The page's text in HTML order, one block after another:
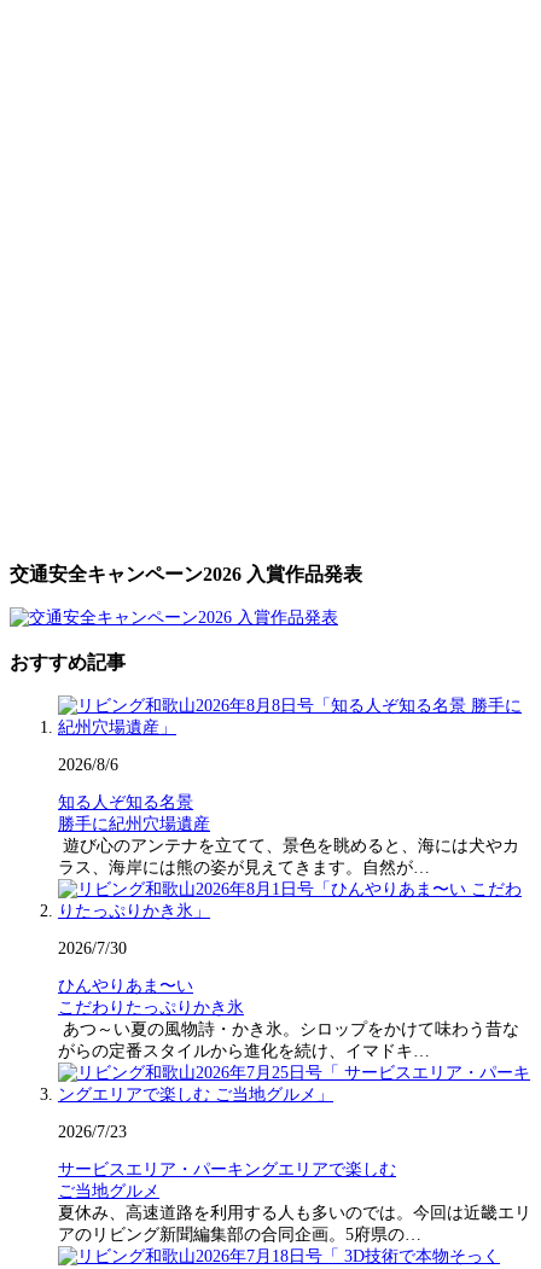
交通安全キャンペーン2026 入賞作品発表
おすすめ記事
2026/8/6
知る人ぞ知る名景
勝手に紀州穴場遺産
遊び心のアンテナを立てて、景色を眺めると、海には犬やカ
ラス、海岸には熊の姿が見えてきます。自然が…
2026/7/30
ひんやりあま〜い
こだわりたっぷりかき氷
あつ～い夏の風物詩・かき氷。シロップをかけて味わう昔な
がらの定番スタイルから進化を続け、イマドキ…
2026/7/23
サービスエリア・パーキングエリアで楽しむ
ご当地グルメ
夏休み、高速道路を利用する人も多いのでは。今回は近畿エリ
アのリビング新聞編集部の合同企画。5府県の…